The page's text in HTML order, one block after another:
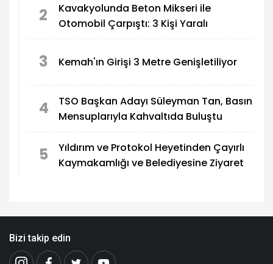
2
Kavakyolunda Beton Mikseri ile
Otomobil Çarpıştı: 3 Kişi Yaralı
3 Kemah'ın Girişi 3 Metre Genişletiliyor
4
TSO Başkan Adayı Süleyman Tan, Basın
Mensuplarıyla Kahvaltıda Buluştu
5
Yıldırım ve Protokol Heyetinden Çayırlı
Kaymakamlığı ve Belediyesine Ziyaret
Bizi takip edin